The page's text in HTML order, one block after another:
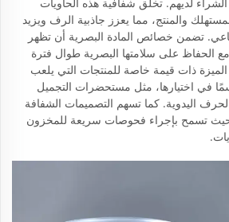
والمنتج، مما يعزز جاذبية الرف ويزيد
تضمن خصائص المادة البصرية أن تظهر
الحفاظ على سلامتها البصرية طوال فترة
ذات قيمة خاصة للمنتجات التي يلعب
في اختيارها، مثل مستحضرات التجميل
الحرف اليدوية. كما تسهم التصميمات الشفافة
حيث تسمح بإجراء فحوصات سريعة للمخزون